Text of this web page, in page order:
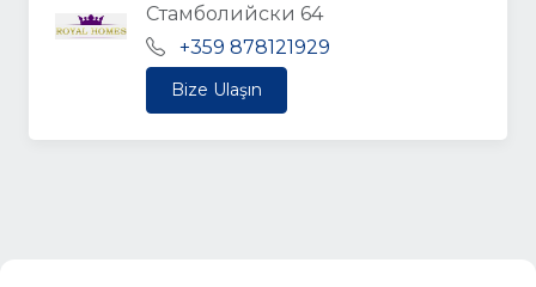
Стамболийски 64
+359 878121929
Bize Ulaşın